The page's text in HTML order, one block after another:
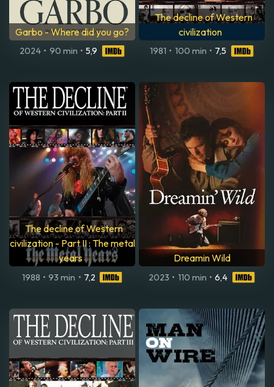
Garbo - Where did you go?
2024 • 90 min • 5,9
The decline of Western
civilization
1981 • 100 min • 7,5
The decline of Western
civilization - Part II : The metal
years
1988 • 93 min • 7,2
Dreamin Wild
2023 • 110 min • 6,4